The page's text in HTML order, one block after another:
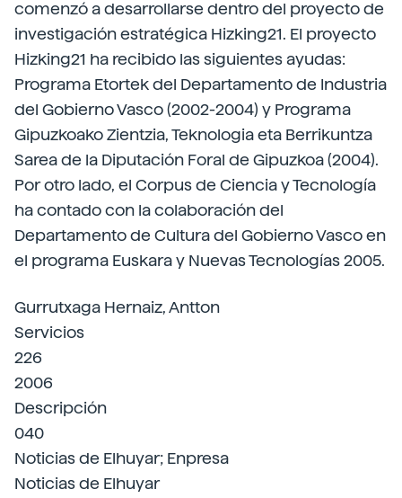
comenzó a desarrollarse dentro del proyecto de
investigación estratégica Hizking21. El proyecto
Hizking21 ha recibido las siguientes ayudas:
Programa Etortek del Departamento de Industria
del Gobierno Vasco (2002-2004) y Programa
Gipuzkoako Zientzia, Teknologia eta Berrikuntza
Sarea de la Diputación Foral de Gipuzkoa (2004).
Por otro lado, el Corpus de Ciencia y Tecnología
ha contado con la colaboración del
Departamento de Cultura del Gobierno Vasco en
el programa Euskara y Nuevas Tecnologías 2005.
Gurrutxaga Hernaiz, Antton
Servicios
226
2006
Descripción
040
Noticias de Elhuyar; Enpresa
Noticias de Elhuyar